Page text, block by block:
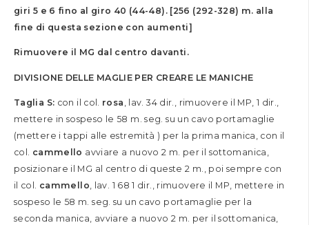
giri 5 e 6 fino al giro 40 (44-48). [256 (292-328) m. alla
fine di questa sezione con aumenti]
Rimuovere il MG dal centro davanti.
DIVISIONE DELLE MAGLIE PER CREARE LE MANICHE
Taglia S: con il col. rosa , lav. 34 dir., rimuovere il MP, 1 dir.,
mettere in sospeso le 58 m. seg. su un cavo portamaglie
(mettere i tappi alle estremità ) per la prima manica, con il
col. cammello avviare a nuovo 2 m. per il sottomanica,
posizionare il MG al centro di queste 2 m., poi sempre con
il col. cammello, lav. 1 68 1 dir., rimuovere il MP, mettere in
sospeso le 58 m. seg. su un cavo portamaglie per la
seconda manica, avviare a nuovo 2 m. per il sottomanica,